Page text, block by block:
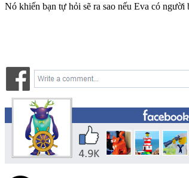
Nó khiến bạn tự hỏi sẽ ra sao nếu Eva có